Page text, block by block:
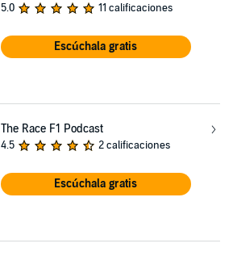
5.0 11 calificaciones
Escúchala gratis
The Race F1 Podcast
4.5 2 calificaciones
Escúchala gratis